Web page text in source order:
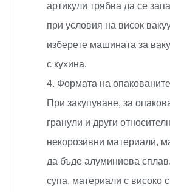
артикули трябва да се
при условия на висок
изберете машината за
с кухина.
4. Формата на
При закупуване, за
гранули и други
некорозивни материали,
да бъде алуминиева
супа, материали с високо